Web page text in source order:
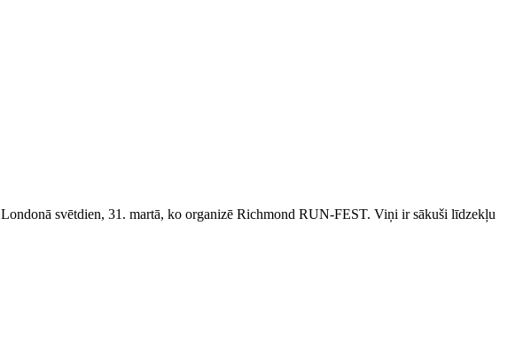
Londonā svētdien, 31. martā, ko organizē Richmond RUN-FEST. Viņi ir sākuši līdzekļu